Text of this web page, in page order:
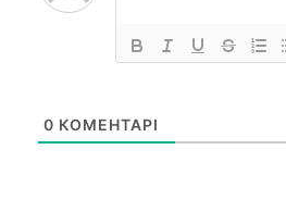
0 КОМЕНТАРІ